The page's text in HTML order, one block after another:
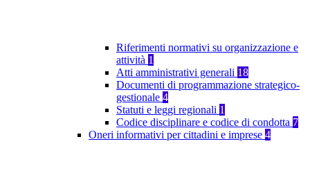
Riferimenti normativi su organizzazione e
attività 1
Atti amministrativi generali 18
Documenti di programmazione strategico-
gestionale 4
Statuti e leggi regionali 1
Codice disciplinare e codice di condotta 7
Oneri informativi per cittadini e imprese 4